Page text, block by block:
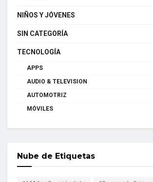
NIÑOS Y JÓVENES
SIN CATEGORÍA
TECNOLOGÍA
APPS
AUDIO & TELEVISION
AUTOMOTRIZ
MÓVILES
Nube de Etiquetas